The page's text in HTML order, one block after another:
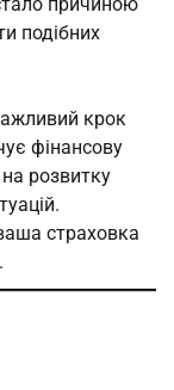
подібних
крок
фінансову
на розвитку
страховка